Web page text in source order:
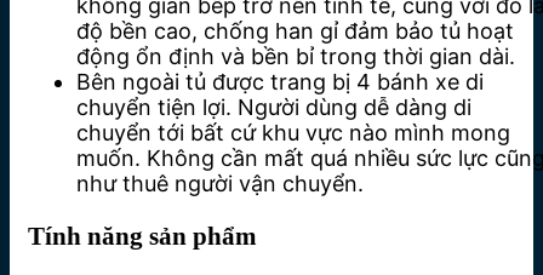
độ bền cao, chống han gỉ đảm bảo tủ hoạt
động ổn định và bền bỉ trong thời gian dài.
Bên ngoài tủ được trang bị 4 bánh xe di
chuyển tiện lợi. Người dùng dễ dàng di
chuyển tới bất cứ khu vực nào mình mong
muốn. Không cần mất quá nhiều sức lực
như thuê người vận chuyển.
Tính năng sản phẩm